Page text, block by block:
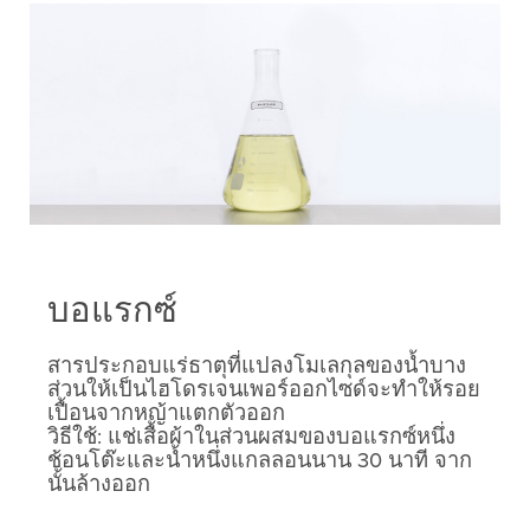
บอแรกซ์
สารประกอบแร่ธาตุที่แปลงโมเลกุลของน้ำบาง
ส่วนให้เป็นไฮโดรเจนเพอร์ออกไซด์จะทำให้รอย
เปื้อนจากหญ้าแตกตัวออก
วิธีใช้: แช่เสื้อผ้าในส่วนผสมของบอแรกซ์หนึ่ง
ช้อนโต๊ะและน้ำหนึ่งแกลลอนนาน 30 นาที จาก
นั้นล้างออก